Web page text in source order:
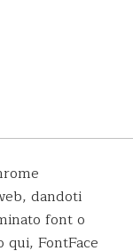
dandoti
font o
FontFace